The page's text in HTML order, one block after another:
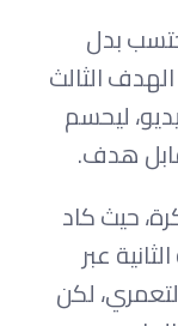
بدل
الثالث
ليحسم
هدف.
حيث كاد
عبر
لكن